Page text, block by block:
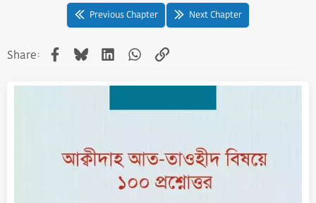
Previous Chapter Next Chapter
Share: Facebook
BlueskyLinkedInWhatsApp
Link